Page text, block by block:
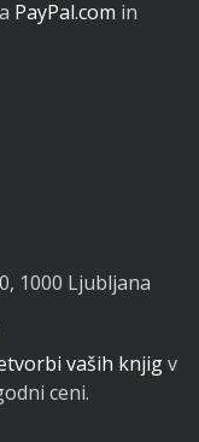
PayPal.com in
1000 Ljubljana
vaših knjigv
ceni.